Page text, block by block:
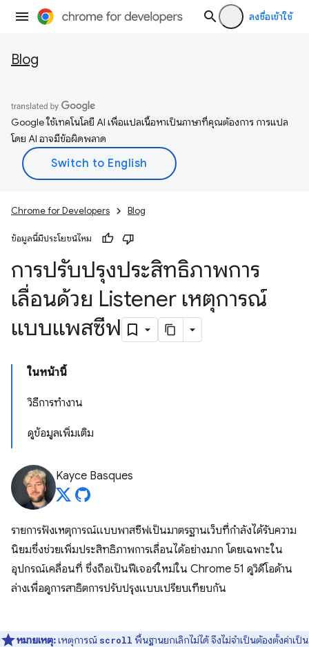
ลงชื่อเข้าใช้
Blog
Google ใช้เทคโนโลยี AI เพื่อแปลเนื้อหาเป็นภาษาที่คุณต้องการ การแปล
โดย AI อาจมีข้อผิดพลาด
Chrome for Developers Blog
ข้อมูลนี้มีประโยชน์ไหม
การปรับปรุงประสิทธิภาพการ
เลื่อนด้วย Listener เหตุการณ์
แบบแพสซีฟ
ในหน้านี้
วิธีการทำงาน
ดูข้อมูลเพิ่มเติม
Kayce Basques
รายการฟังเหตุการณ์แบบพาสซีฟเป็นมาตรฐานเว็บที่กำลังได้รับความ
นิยมซึ่งช่วยเพิ่มประสิทธิภาพการเลื่อนได้อย่างมาก โดยเฉพาะใน
อุปกรณ์เคลื่อนที่ ซึ่งถือเป็นฟีเจอร์ใหม่ใน Chrome 51 ดูวิดีโอด้าน
ล่างเพื่อดูการสาธิตการปรับปรุงแบบเปรียบเทียบกัน
หมายเหตุ:เหตุการณ์ scroll พื้นฐานยกเลิกไม่ได้ จึงไม่จำเป็นต้องตั้งค่าเป็น